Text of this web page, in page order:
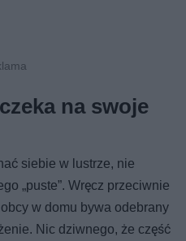
na swoje
siebie w lustrze, nie
„puste”. Wręcz przeciwnie
w domu bywa odebrany
Nic dziwnego, że część